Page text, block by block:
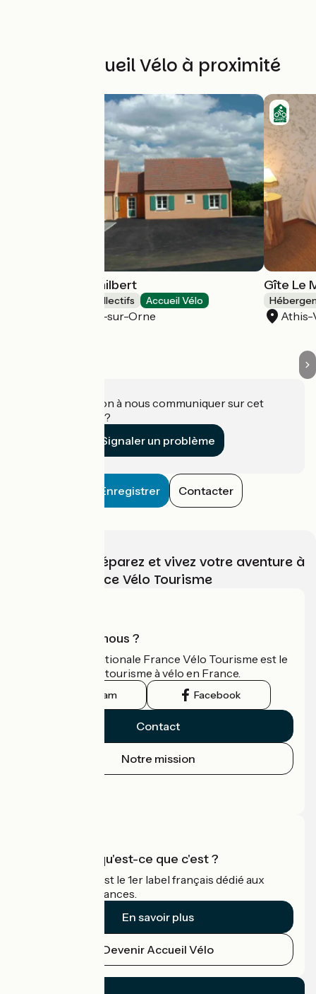
Autres Accueil Vélo à proximité
Gite de Saint Philbert
Hébergements collectifs Accueil Vélo
Saint-Philbert-sur-Orne
Gîte Le
Athis-
Une information à nous communiquer sur cet
établissement ?
Signaler un problème
Enregistrer Contacter
Choisissez, préparez et vivez votre aventure à
vélo avec France Vélo Tourisme
Qui sommes-nous ?
L'association nationale France Vélo Tourisme est le
guide officiel du tourisme à vélo en France.
Instagram Facebook
Contact
Notre mission
Accueil Vélo qu'est-ce que c'est ?
Accueil Vélo c'est le 1er label français dédié aux
cyclistes en vacances.
En savoir plus
Devenir Accueil Vélo